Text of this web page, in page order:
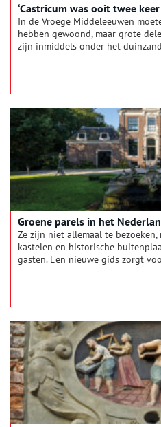
‘Castricum was ooit twee
In de Vroege Middeleeuwen
hebben gewoond, maar grote
zijn inmiddels onder het
Groene parels in het
Ze zijn niet allemaal te
kastelen en historische
gasten. Een nieuwe gids zorgt